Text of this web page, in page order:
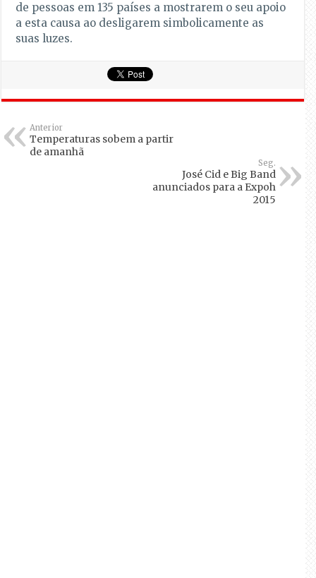
de pessoas em 135 países a mostrarem o seu apoio
a esta causa ao desligarem simbolicamente as
suas luzes.
Anterior
Temperaturas sobem a partir
de amanhã
Seg.
José Cid e Big Band
anunciados para a Expoh
2015